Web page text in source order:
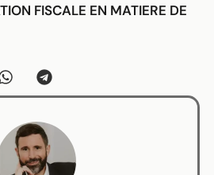
FISCALE EN MATIERE DE